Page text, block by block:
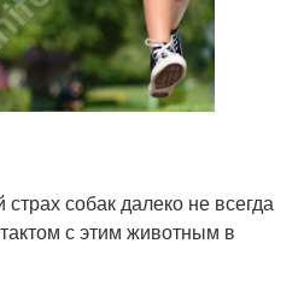
собак далеко не всегда
с этим животным в